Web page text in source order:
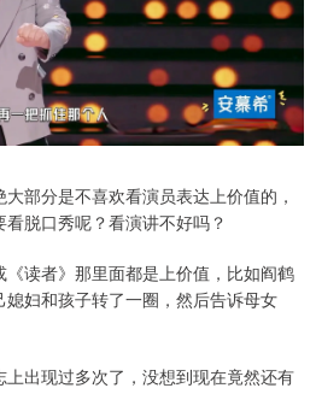
部分是不喜欢看演员表达上价值的，
脱口秀呢？看演讲不好吗？
读者》那里面都是上价值，比如阎鹤
妇和孩子转了一圈，然后告诉母女
出现过多次了，没想到现在竟然还有